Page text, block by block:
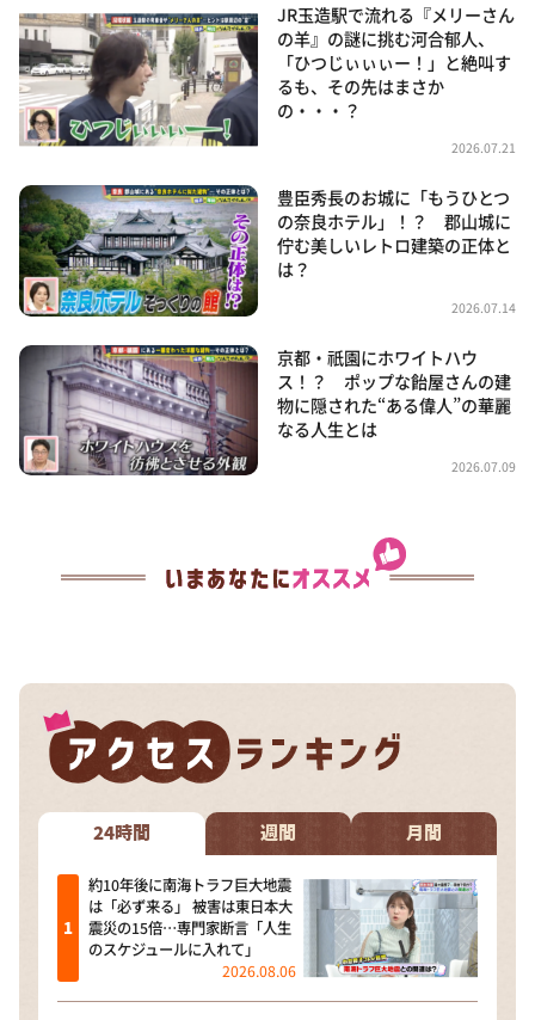
JR玉造駅で流れる『メリーさん
の羊』の謎に挑む河合郁人、
「ひつじぃぃぃー！」と絶叫す
るも、その先はまさか
の・・・？
2026.07.21
豊臣秀長のお城に「もうひとつ
の奈良ホテル」！？ 郡山城に
佇む美しいレトロ建築の正体と
は？
2026.07.14
京都・祇園にホワイトハウ
ス！？ ポップな飴屋さんの建
物に隠された“ある偉人”の華麗
なる人生とは
2026.07.09
24時間 週間 月間
約10年後に南海トラフ巨大地震
は「必ず来る」 被害は東日本大
震災の15倍…専門家断言「人生
のスケジュールに入れて」
2026.08.06